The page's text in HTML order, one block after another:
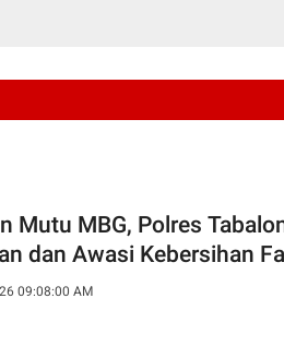
Mutu MBG, Polres
dan Awasi Kebersihan
09:08:00 AM